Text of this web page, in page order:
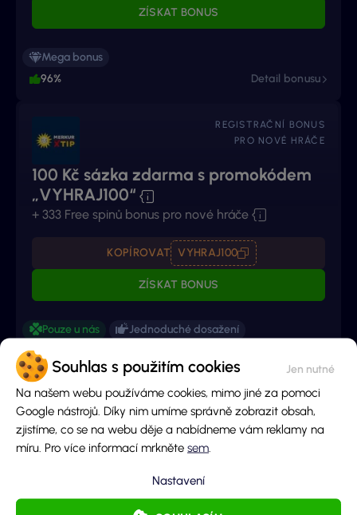
Souhlas s použitím cookies
Na našem webu používáme cookies, mimo jiné za pomoci
Google nástrojů. Díky nim umíme správně zobrazit obsah,
zjistíme, co se na webu děje a nabídneme vám reklamy na
míru. Pro více informací mrkněte sem
Nastavení
ZÍSKAT BONUS
Mega bonus
96%
Detail bonusu
REGISTRAČNÍ BONUS
PRO NOVÉ HRÁČE
100 Kč sázka zdarma s promokódem
„VYHRAJ100“
+ 333 Free spinů bonus pro nové hráče
KOPÍROVAT VYHRAJ100
ZÍSKAT BONUS
Pouze u nás
Jednoduché dosažení
Ministerstvo financí varuje: Účastí na hazardní hře může vzniknout závislost.
Líbil se ti tento článek?
Autor obsahu